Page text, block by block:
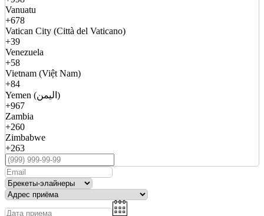
Vanuatu
+678
Vatican City (Città del Vaticano)
+39
Venezuela
+58
Vietnam (Việt Nam)
+84
Yemen (اليمن)
+967
Zambia
+260
Zimbabwe
+263